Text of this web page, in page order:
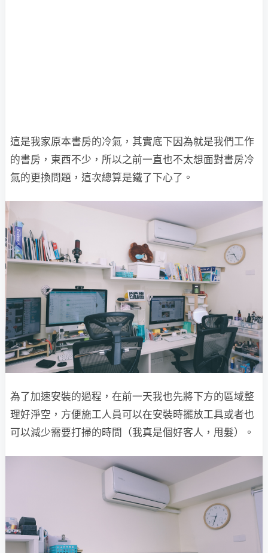
這是我家原本書房的冷氣，其實底下因為就是我們工作
的書房，東西不少，所以之前一直也不太想面對書房冷
氣的更換問題，這次總算是鐵了下心了。
為了加速安裝的過程，在前一天我也先將下方的區域整
理好淨空，方便施工人員可以在安裝時擺放工具或者也
可以減少需要打掃的時間（我真是個好客人，甩髮）。